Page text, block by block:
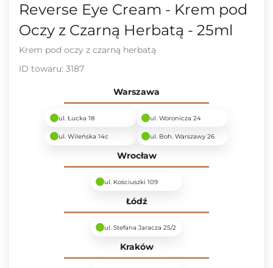
Reverse Eye Cream - Krem pod
Oczy z Czarną Herbatą - 25ml
Krem pod oczy z czarną herbatą
ID towaru: 3187
Warszawa
ul. Łucka 18 ul. Woronicza 24
ul. Wileńska 14c ul. Boh. Warszawy 26
Wrocław
ul. Kościuszki 109
Łódź
ul. Stefana Jaracza 25/2
Kraków